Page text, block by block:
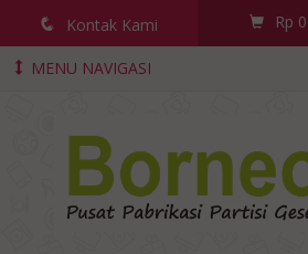
q Kontak Kami Rp 0
MENU NAVIGASI